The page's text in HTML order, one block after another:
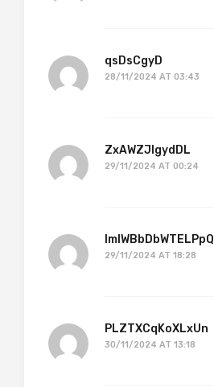
qsDsCgyD
28/11/2024 AT 03:43
ZxAWZJlgydDL
29/11/2024 AT 00:24
lmIWBbDbWTELPpQ
29/11/2024 AT 18:28
PLZTXCqKoXLxUn
30/11/2024 AT 13:18